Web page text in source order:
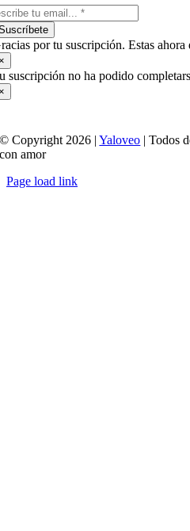
por tu suscripción. Estas ahora
suscripción no ha podido
© Copyright 2026 |Yaloveo | Todos
con amor
Page load link